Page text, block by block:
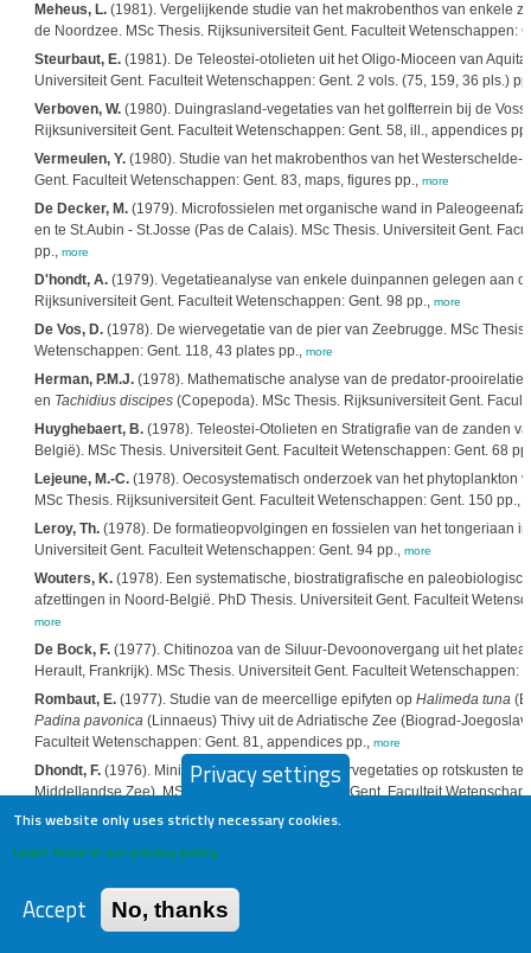
Meheus, L.(1981). Vergelijkende studie van het makrobenthos van enkele
de Noordzee. MSc Thesis. Rijksuniversiteit Gent. Faculteit Wetenschappen:
Steurbaut, E.(1981). De Teleostei-otolieten uit het Oligo-Mioceen van
Universiteit Gent. Faculteit Wetenschappen: Gent. 2 vols. (75, 159, 36 pls.)
Verboven, W.(1980). Duingrasland-vegetaties van het golfterrein bij de
Rijksuniversiteit Gent. Faculteit Wetenschappen: Gent. 58, ill., appendices
Vermeulen, Y.(1980). Studie van het makrobenthos van het Westerschelde-
Gent. Faculteit Wetenschappen: Gent. 83, maps, figures pp., more
De Decker, M.(1979). Microfossielen met organische wand in
en te St.Aubin - St.Josse (Pas de Calais). MSc Thesis. Universiteit Gent.
pp., more
D'hondt, A.(1979). Vegetatieanalyse van enkele duinpannen gelegen aan
Rijksuniversiteit Gent. Faculteit Wetenschappen: Gent. 98 pp., more
De Vos, D.(1978). De wiervegetatie van de pier van Zeebrugge. MSc
Wetenschappen: Gent. 118, 43 plates pp., more
Herman, P.M.J.(1978). Mathematische analyse van de predator-prooirelatie
en Tachidius discipes(Copepoda). MSc Thesis. Rijksuniversiteit Gent.
Huyghebaert, B.(1978). Teleostei-Otolieten en Stratigrafie van de zanden
België). MSc Thesis. Universiteit Gent. Faculteit Wetenschappen: Gent. 68
Lejeune, M.-C.(1978). Oecosystematisch onderzoek van het phytoplankton
MSc Thesis. Rijksuniversiteit Gent. Faculteit Wetenschappen: Gent. 150 pp.,
Leroy, Th.(1978). De formatieopvolgingen en fossielen van het tongeriaan
Universiteit Gent. Faculteit Wetenschappen: Gent. 94 pp., more
Wouters, K.(1978). Een systematische, biostratigrafische en
afzettingen in Noord-België. PhD Thesis. Universiteit Gent. Faculteit
more
De Bock, F.(1977). Chitinozoa van de Siluur-Devoonovergang uit het
Herault, Frankrijk). MSc Thesis. Universiteit Gent. Faculteit Wetenschappen:
Rombaut, E.(1977). Studie van de meercellige epifyten op Halimeda tuna
Padina pavonica(Linnaeus) Thivy uit de Adriatische Zee (Biograd-
Faculteit Wetenschappen: Gent. 81, appendices pp., more
Dhondt, F.(1976). Minimumareaalstudie van wiervegetaties op rotskusten te
Middellandse Zee). MSc Thesis. Rijksuniversiteit Gent. Faculteit
Maes, G.(1976). Acritarcha uit het Lllandovery-Wenlock te Neuville-Sous-
Sous-Huy. MSc Thesis. Universiteit Gent. Faculteit Wetenschappen: Gent. 45
Steurbaut, E.(1976). Bijdrage tot de kennis van de visfauna en
Privacy settings
This website only uses strictly necessary cookies.
Learn more in our privacy policy
Accept No, thanks